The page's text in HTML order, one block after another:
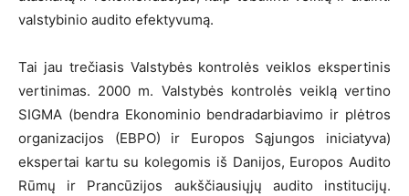
valstybinio audito efektyvumą.
Tai jau trečiasis Valstybės kontrolės veiklos ekspertinis
vertinimas. 2000 m. Valstybės kontrolės veiklą vertino
SIGMA (bendra Ekonominio bendradarbiavimo ir plėtros
organizacijos (EBPO) ir Europos Sąjungos iniciatyva)
ekspertai kartu su kolegomis iš Danijos, Europos Audito
Rūmų ir Prancūzijos aukščiausiųjų audito institucijų.